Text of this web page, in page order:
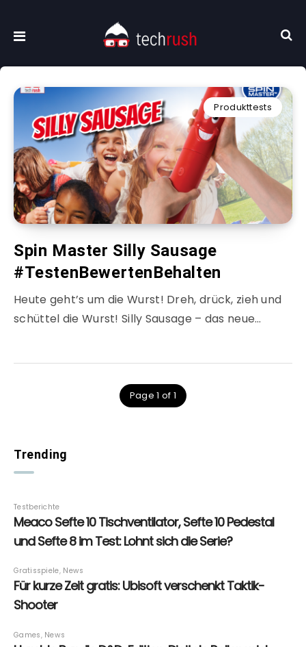
Produkttests
Spin Master Silly Sausage
#TestenBewertenBehalten
Heute geht’s um die Wurst! Dreh, drück, zieh und
schüttel die Wurst! Silly Sausage – das neue…
Page 1 of 1
Trending